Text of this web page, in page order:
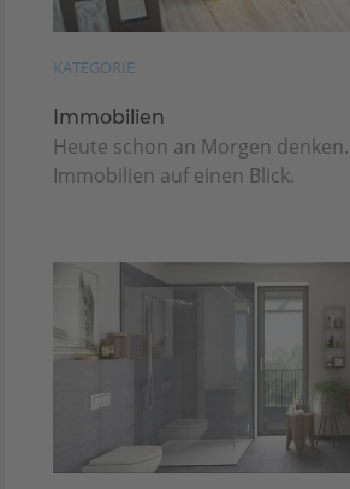
KATEGORIE
Immobilien
Heute schon an Morgen
Immobilien auf einen Blick.